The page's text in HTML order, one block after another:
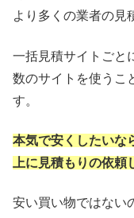
より多くの業者の見
一括見積サイトごと
数のサイトを使うこ
す。
本気で安くしたいな
上に見積もりの依頼
安い買い物ではない